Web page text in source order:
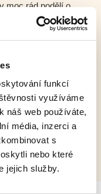
funkcí
využíváme
náš web používáte,
média, inzerci a
s
nebo které
jejich služby.
moc rád podělí o
objevíte další